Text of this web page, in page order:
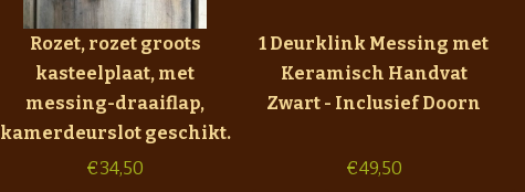
Rozet, rozet groots
kasteelplaat, met
messing-draaiflap,
kamerdeurslot geschikt.
€34,50
1 Deurklink Messing met
Keramisch Handvat
Zwart - Inclusief Doorn
€49,50